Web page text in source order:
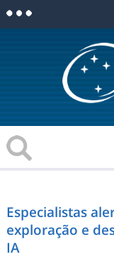
Especialistas
exploração e
IA